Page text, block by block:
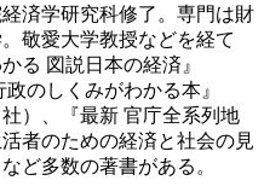
済学研究科修了。専門は財
敬愛大学教授などを経て
る 図説日本の経済』
のしくみがわかる本』
社）、『最新 官庁全系列地
者のための経済と社会の見
ど多数の著書がある。